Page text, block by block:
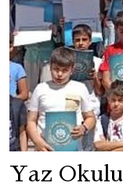
Yaz Okulu